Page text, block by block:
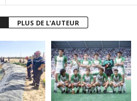
PLUS DE L'AUTEUR